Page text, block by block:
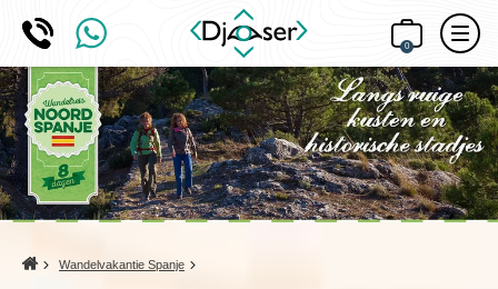
0
Home Wandelvakantie Spanje